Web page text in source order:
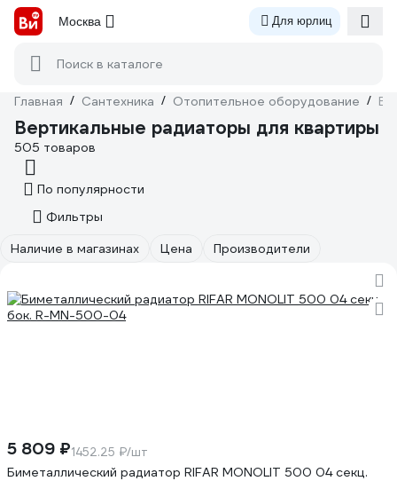
Москва Для юрлиц
Поиск в каталоге
Главная / Сантехника / Отопительное оборудование /
Вертикальные радиаторы для квартиры
505 товаров
По популярности
Фильтры
Наличие в магазинах
Цена Производители
5 809 ₽1452.25 ₽/шт
Биметаллический радиатор RIFAR MONOLIT 500 04 секц.